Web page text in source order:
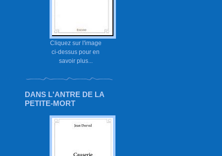
Cliquez sur l'image
ci-dessus pour en
savoir plus...
DANS L'ANTRE DE LA
PETITE-MORT